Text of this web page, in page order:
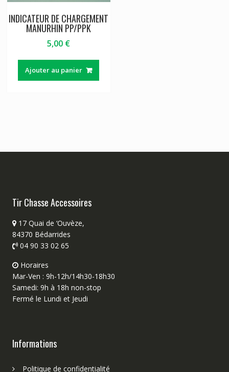
INDICATEUR DE CHARGEMENT
MANURHIN PP/PPK
5,00 €
Ajouter au panier
Tir Chasse Accessoires
17 Quai de ‘Ouvèze,
84370 Bédarrides
04 90 33 02 65
Horaires
Mar-Ven : 9h-12h/14h30-18h30
Samedi: 9h à 18h non-stop
Fermé le Lundi et Jeudi
Informations
Politique de confidentialité